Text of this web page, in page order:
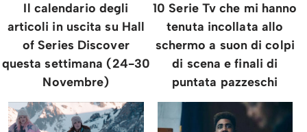
Il calendario degli
articoli in uscita su Hall
of Series Discover
questa settimana (24-30
Novembre)
10 Serie Tv che mi hanno
tenuta incollata allo
schermo a suon di colpi
di scena e finali di
puntata pazzeschi